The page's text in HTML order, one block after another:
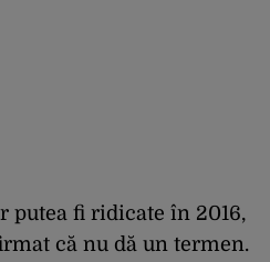
putea fi ridicate în 2016,
că nu dă un termen.